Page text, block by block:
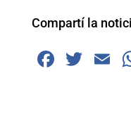
Compartí la
F
T
E